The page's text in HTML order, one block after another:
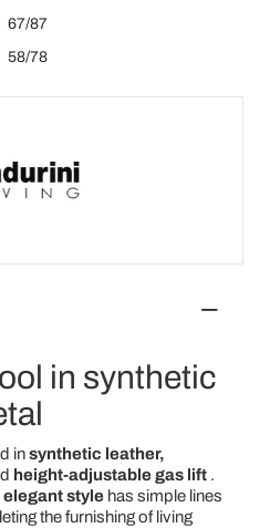
67/87
58/78
in synthetic
insynthetic leather,
height-adjustable gas lift.
elegant stylehas simple lines
the furnishing of living